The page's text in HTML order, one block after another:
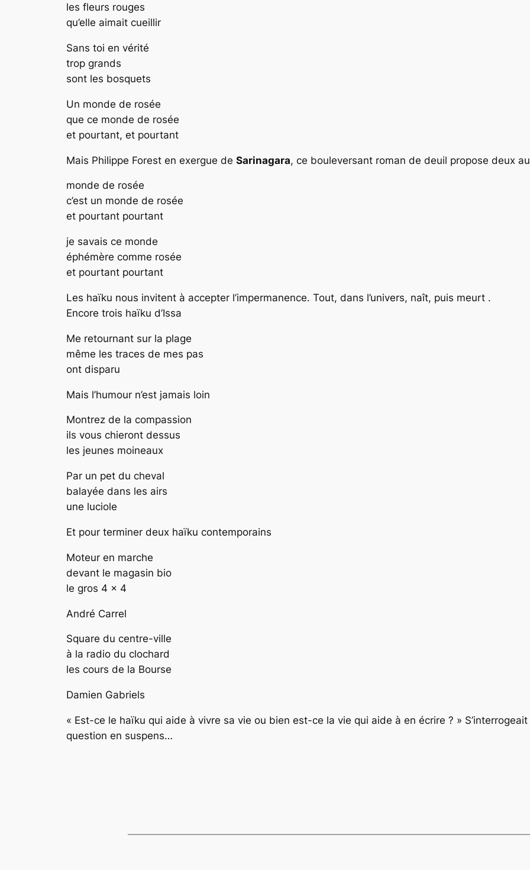
les fleurs rouges
qu’elle aimait cueillir
Sans toi en vérité
trop grands
sont les bosquets
Un monde de rosée
que ce monde de rosée
et pourtant, et pourtant
Mais Philippe Forest en exergue de Sarinagara, ce bouleversant roman de deuil propose deux
monde de rosée
c’est un monde de rosée
et pourtant pourtant
je savais ce monde
éphémère comme rosée
et pourtant pourtant
Les haïku nous invitent à accepter l’impermanence. Tout, dans l’univers, naît, puis meurt .
Encore trois haïku d’Issa
Me retournant sur la plage
même les traces de mes pas
ont disparu
Mais l’humour n’est jamais loin
Montrez de la compassion
ils vous chieront dessus
les jeunes moineaux
Par un pet du cheval
balayée dans les airs
une luciole
Et pour terminer deux haïku contemporains
Moteur en marche
devant le magasin bio
le gros 4 x 4
André Carrel
Square du centre-ville
à la radio du clochard
les cours de la Bourse
Damien Gabriels
« Est-ce le haïku qui aide à vivre sa vie ou bien est-ce la vie qui aide à en écrire ? »
question en suspens…